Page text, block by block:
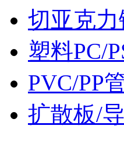
切亚克力
塑料PC/
PVC/PP
扩散板/